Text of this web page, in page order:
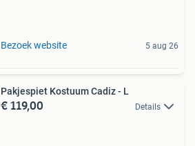
Bezoek website 5 aug 26
Pakjespiet Kostuum Cadiz - L
€ 119,00 Details